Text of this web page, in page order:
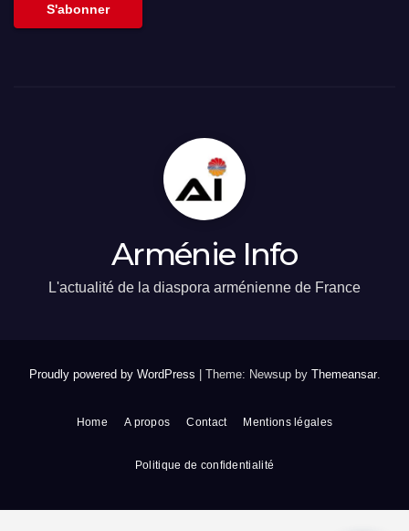
S'abonner
Arménie Info
L'actualité de la diaspora arménienne de France
Proudly powered by WordPress Theme: Newsup by Themeansar.
Home A propos Contact Mentions légales
Politique de confidentialité